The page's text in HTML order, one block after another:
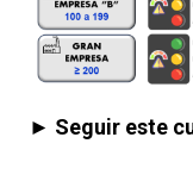
► Seguir este